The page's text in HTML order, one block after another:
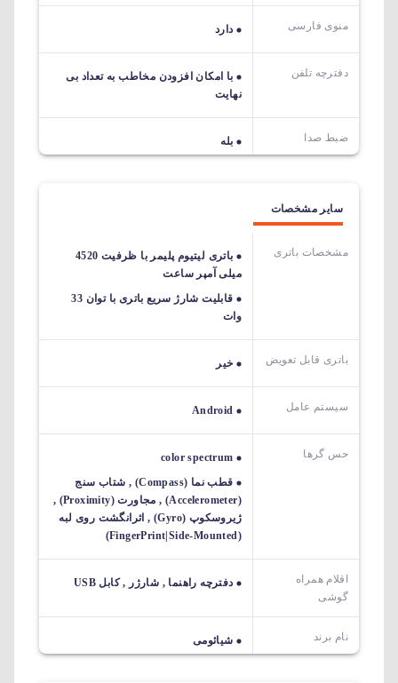
منوی فارسی دارد
دفترچه تلفن
با امکان افزودن مخاطب به تعداد بی
نهایت
ضبط صدا بله
سایر مشخصات
مشخصات باتری
باتری لیتیوم پلیمر با ظرفیت 4520
میلی آمپر ساعت
قابلیت شارژ سریع باتری با توان 33
وات
باتری قابل تعویض خیر
سیستم عامل Android
حس گرها
color spectrum
قطب نما (Compass) , شتاب سنج
(Accelerometer) , مجاورت (Proximity) ,
ژیروسکوپ (Gyro) , اثرانگشت روی لبه
(FingerPrint|Side-Mounted)
اقلام همراه
گوشی
دفترچه راهنما , شارژر , کابل USB
نام برند شیائومی